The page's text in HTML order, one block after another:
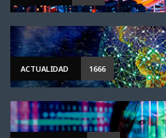
ACTUALIDAD 1666